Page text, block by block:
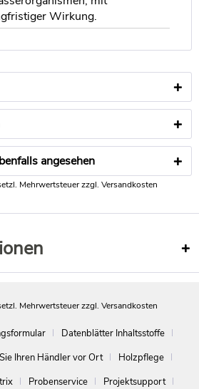
sind auch für Bambus geeignet. Die
gibt, sollten Sie vorab
Dafür haben wir extra dieProben
- auch mit Pinsel/ Bürste finden
cat/index/sCategory/899
Wirkung.
angesehen
Mehrwertsteuer zzgl. Versandkosten
Mehrwertsteuer zzgl. Versandkosten
Datenblätter Inhaltsstoffe
Ihren Händler vor Ort
Holzpflege
Probenservice
Projektsupport